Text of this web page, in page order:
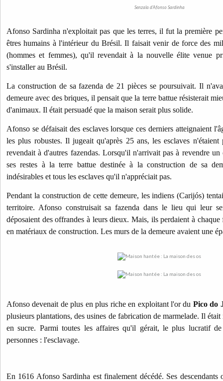
Senzala d'Afonso Sardinha
Afonso Sardinha n'exploitait pas que les terres, il fut la première
êtres humains à l'intérieur du Brésil. Il faisait venir de force des
(hommes et femmes), qu'il revendait à la nouvelle élite venue
s'installer au Brésil.
La construction de sa fazenda de 21 pièces se poursuivait. Il
demeure avec des briques, il pensait que la terre battue résisterait
d'animaux. Il était persuadé que la maison serait plus solide.
Afonso se défaisait des esclaves lorsque ces derniers atteignaient
les plus robustes. Il jugeait qu'après 25 ans, les esclaves
revendait à d'autres fazendas. Lorsqu'il n'arrivait pas à revendre
ses restes à la terre battue destinée à la construction de sa
indésirables et tous les esclaves qu'il n'appréciait pas.
Pendant la construction de cette demeure, les indiens (Carijós)
territoire. Afonso construisait sa fazenda dans le lieu qui leur
déposaient des offrandes à leurs dieux. Mais, ils perdaient à
en matériaux de construction. Les murs de la demeure avaient une
Afonso devenait de plus en plus riche en exploitant l'or du Pico do
plusieurs plantations, des usines de fabrication de marmelade. Il
en sucre. Parmi toutes les affaires qu'il gérait, le plus lucratif
personnes : l'esclavage.
En 1616 Afonso Sardinha est finalement décédé. Ses descendants